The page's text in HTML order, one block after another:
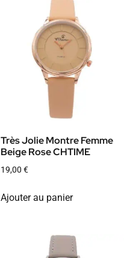
Très Jolie Montre Femme
Beige Rose CHTIME
19,00 €
Ajouter au panier